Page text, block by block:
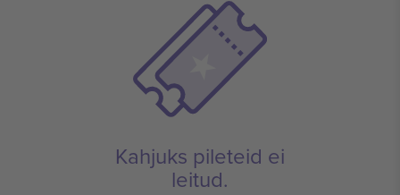
Kahjuks pileteid ei
leitud.